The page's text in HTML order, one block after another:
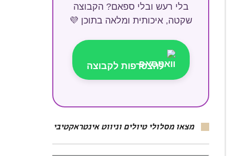
בלי רעש ובלי ספאם? הקבוצה
שקטה, איכותית ומלאה בתוכן 💜
להצטרפות לקבוצה
מצאו מסלולי טיולים וניווט אינטראקטיבי